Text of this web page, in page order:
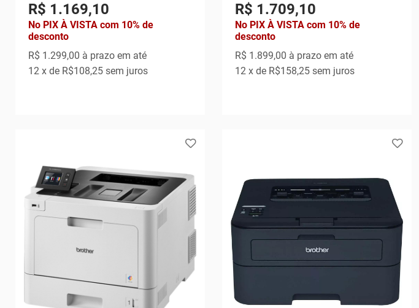
R$ 1.169,10
No PIX À VISTA com 10% de
desconto
R$ 1.299,00 à prazo em até
12 x de R$108,25 sem juros
R$ 1.709,10
No PIX À VISTA com 10% de
desconto
R$ 1.899,00 à prazo em até
12 x de R$158,25sem juros